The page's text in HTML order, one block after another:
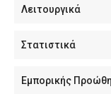
Λειτουργικά
Στατιστικά
Εμπορικής